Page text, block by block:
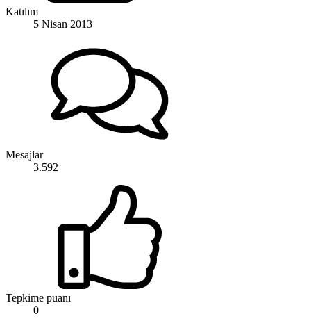
Katılım
5 Nisan 2013
Mesajlar
3.592
Tepkime puanı
0